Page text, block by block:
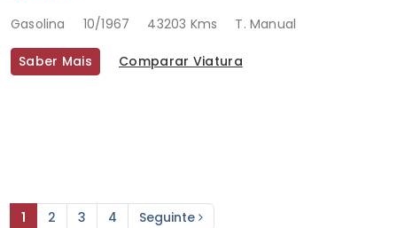
Gasolina 10/1967 43203 Kms T. Manual
Saber Mais Comparar Viatura
1 2 3 4 Seguinte